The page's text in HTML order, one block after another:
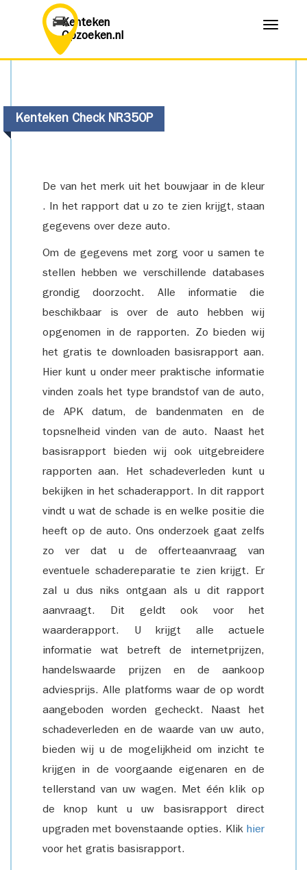
Kenteken
Opzoeken.nl
Menu
Kenteken Check NR350P
De van het merk uit het bouwjaar in de kleur
. In het rapport dat u zo te zien krijgt, staan
gegevens over deze auto.
Om de gegevens met zorg voor u samen te
stellen hebben we verschillende databases
grondig doorzocht. Alle informatie die
beschikbaar is over de auto hebben wij
opgenomen in de rapporten. Zo bieden wij
het gratis te downloaden basisrapport aan.
Hier kunt u onder meer praktische informatie
vinden zoals het type brandstof van de auto,
de APK datum, de bandenmaten en de
topsnelheid vinden van de auto. Naast het
basisrapport bieden wij ook uitgebreidere
rapporten aan. Het schadeverleden kunt u
bekijken in het schaderapport. In dit rapport
vindt u wat de schade is en welke positie die
heeft op de auto. Ons onderzoek gaat zelfs
zo ver dat u de offerteaanvraag van
eventuele schadereparatie te zien krijgt. Er
zal u dus niks ontgaan als u dit rapport
aanvraagt. Dit geldt ook voor het
waarderapport. U krijgt alle actuele
informatie wat betreft de internetprijzen,
handelswaarde prijzen en de aankoop
adviesprijs. Alle platforms waar de op wordt
aangeboden worden gecheckt. Naast het
schadeverleden en de waarde van uw auto,
bieden wij u de mogelijkheid om inzicht te
krijgen in de voorgaande eigenaren en de
tellerstand van uw wagen. Met één klik op
de knop kunt u uw basisrapport direct
upgraden met bovenstaande opties. Klik hier
voor het gratis basisrapport.